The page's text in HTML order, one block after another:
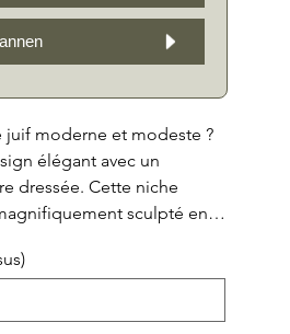
juif moderne et modeste ?
élégant avec un
dressée. Cette niche
sculpté en
: avec seulement une
ou avec des bandes avec